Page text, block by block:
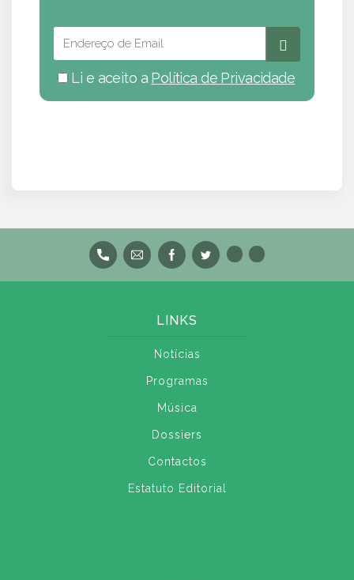
Li e aceito a Política de Privacidade
LINKS
Notícias
Programas
Música
Dossiers
Contactos
Estatuto Editorial